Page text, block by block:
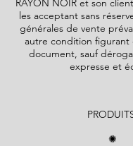
RAYON NOIR et son
les acceptant sans
générales de vente
autre condition figurant
document, sauf
expresse et
✺